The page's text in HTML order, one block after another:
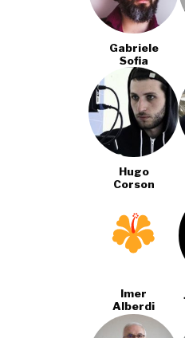
Gabriele
Sofia
Hugo
Corson
Imer
Alberdi